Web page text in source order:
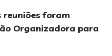
reuniões foram
Organizadora para